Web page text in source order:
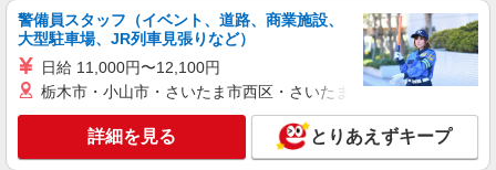
警備員スタッフ（イベント、道路、商業施設、
大型駐車場、JR列車見張りなど）
日給 11,000円〜12,100円
栃木市・小山市・さいたま市西区・さいたま市岩槻区・久喜市・
詳細を見る とりあえずキープ